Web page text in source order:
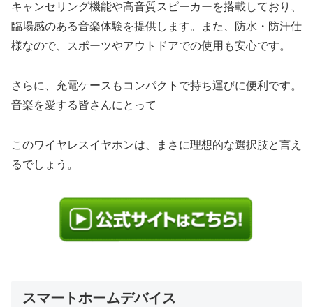
キャンセリング機能や高音質スピーカーを搭載しており、
臨場感のある音楽体験を提供します。また、防水・防汗仕
様なので、スポーツやアウトドアでの使用も安心です。
さらに、充電ケースもコンパクトで持ち運びに便利です。
音楽を愛する皆さんにとって
このワイヤレスイヤホンは、まさに理想的な選択肢と言え
るでしょう。
スマートホームデバイス